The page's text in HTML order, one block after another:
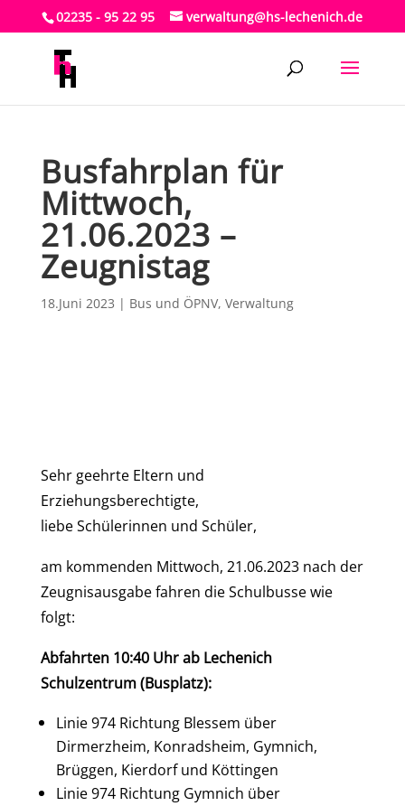
02235 - 95 22 95 verwaltung@hs-lechenich.de
Busfahrplan für
Mittwoch,
21.06.2023 –
Zeugnistag
18.Juni 2023 | Bus und ÖPNV, Verwaltung
Sehr geehrte Eltern und
Erziehungsberechtigte,
liebe Schülerinnen und Schüler,
am kommenden Mittwoch, 21.06.2023 nach der
Zeugnisausgabe fahren die Schulbusse wie
folgt:
Abfahrten 10:40 Uhr ab Lechenich
Schulzentrum (Busplatz):
Linie 974 Richtung Blessem über
Dirmerzheim, Konradsheim, Gymnich,
Brüggen, Kierdorf und Köttingen
Linie 974 Richtung Gymnich über